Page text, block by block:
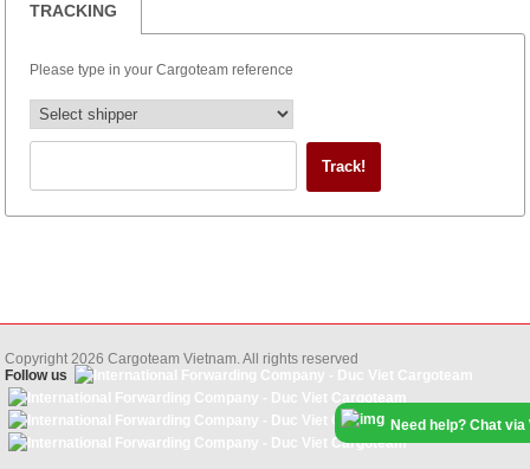
TRACKING
Please type in your Cargoteam reference
Copyright 2026Cargoteam Vietnam. All rights reserved
Follow us
Need help? Chat via